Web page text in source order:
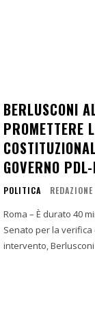
BERLUSCONI
PROMETTERE
GOVERNO
POLITICA
Roma – È durato 40
Senato per la
intervento,